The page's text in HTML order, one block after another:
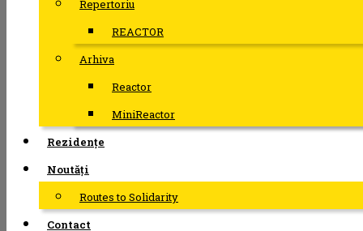
Repertoriu
REACTOR
Arhiva
Reactor
MiniReactor
Rezidențe
Noutăți
Routes to Solidarity
Contact